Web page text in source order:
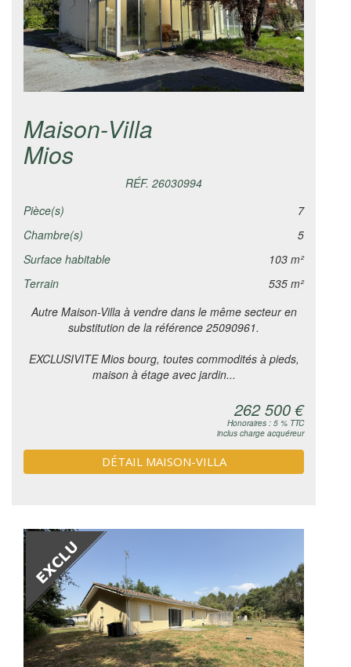
Maison-Villa
Mios
RÉF. 26030994
Pièce(s)
7
Chambre(s)
5
Surface habitable
103 m²
Terrain
535 m²
Autre Maison-Villa à vendre dans le même secteur en
substitution de la référence 25090961.
EXCLUSIVITE Mios bourg, toutes commodités à pieds,
maison à étage avec jardin...
262 500 €
Honoraires : 5 % TTC
inclus charge acquéreur
DÉTAIL MAISON-VILLA